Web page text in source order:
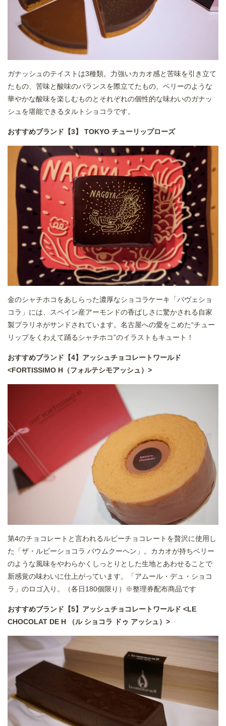
ガナッシュのテイストは3種類。力強いカカオ感と苦味を引き立て
たもの、苦味と酸味のバランスを際立てたもの、ベリーのような
華やかな酸味を楽しむものとそれぞれの個性的な味わいのガナッ
シュを堪能できるタルトショコラです。
おすすめブランド【3】 TOKYO チューリップローズ
金のシャチホコをあしらった濃厚なショコラケーキ「パヴェショ
コラ」には、スペイン産アーモンドの香ばしさに驚かされる自家
製プラリネがサンドされています。名古屋への愛をこめた“チュー
リップをくわえて踊るシャチホコ”のイラストもキュート！
おすすめブランド【4】アッシュチョコレートワールド
<FORTISSIMO H（フォルテシモアッシュ）>
第4のチョコレートと言われるルビーチョコレートを贅沢に使用し
た「ザ・ルビーショコラ バウムクーヘン」。カカオが持ちベリー
のような風味をやわらかくしっとりとした生地とあわせることで
新感覚の味わいに仕上がっています。「アムール・デュ・ショコ
ラ」のロゴ入り。（各日180個限り）※整理券配布商品です
おすすめブランド【5】アッシュチョコレートワールド <LE
CHOCOLAT DE H （ル ショコラ ドゥ アッシュ）>